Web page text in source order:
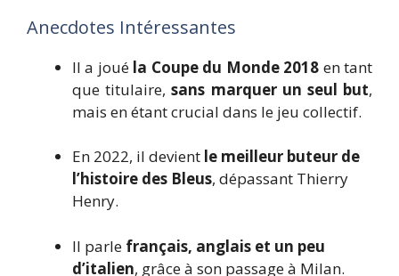
Anecdotes Intéressantes
Il a joué la Coupe du Monde 2018 en tant
que titulaire,sans marquer un seul but,
mais en étant crucial dans le jeu collectif.
En 2022, il devient le meilleur buteur de
l’histoire des Bleus, dépassant Thierry
Henry.
Il parle français, anglais et un peu
d’italien, grâce à son passage à Milan.